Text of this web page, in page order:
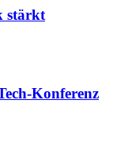
stärkt
Konferenz